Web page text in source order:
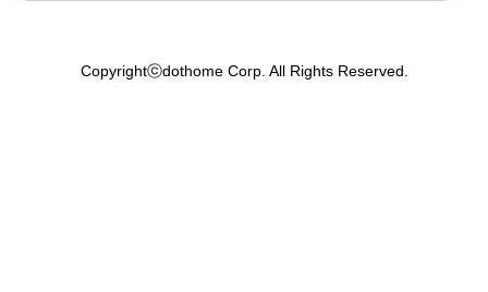
Copyrightⓒdothome Corp. All Rights Reserved.